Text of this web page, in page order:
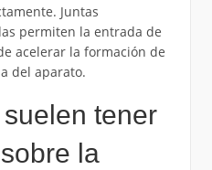
Juntas
permiten la entrada de
acelerar la formación de
del aparato.
tener
la